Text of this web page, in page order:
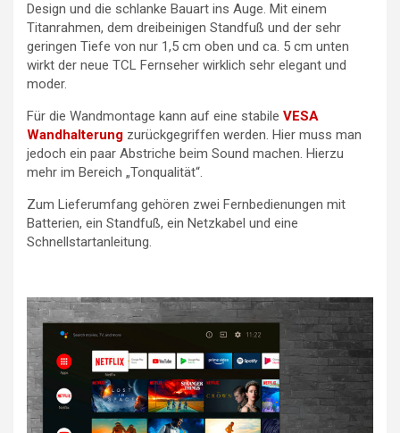
Design und die schlanke Bauart ins Auge. Mit einem
Titanrahmen, dem dreibeinigen Standfuß und der sehr
geringen Tiefe von nur 1,5 cm oben und ca. 5 cm unten
wirkt der neue TCL Fernseher wirklich sehr elegant und
moder.
Für die Wandmontage kann auf eine stabile VESA
Wandhalterung zurückgegriffen werden. Hier muss man
jedoch ein paar Abstriche beim Sound machen. Hierzu
mehr im Bereich „Tonqualität“.
Zum Lieferumfang gehören zwei Fernbedienungen mit
Batterien, ein Standfuß, ein Netzkabel und eine
Schnellstartanleitung.